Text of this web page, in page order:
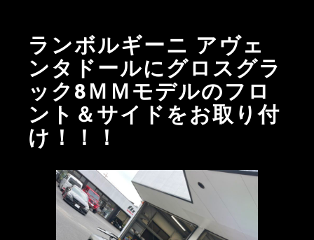
ランボルギーニ アヴェ
ンタドールにグロスグラ
ック8ＭＭモデルのフロ
ント＆サイドをお取り付
け！！！